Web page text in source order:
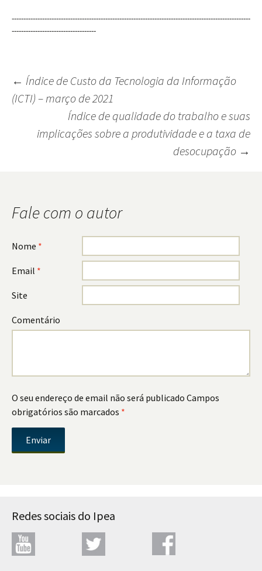
------------------------------------------------------------------------------------------------------
------------------------------------
Navegação
← Índice de Custo da Tecnologia da Informação
(ICTI) – março de 2021
Índice de qualidade do trabalho e suas
implicações sobre a produtividade e a taxa de
desocupação →
Fale com o autor
Nome *
Email *
Site
Comentário
O seu endereço de email não será publicado Campos
obrigatórios são marcados *
Redes sociais do Ipea